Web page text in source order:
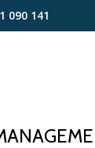
090 141